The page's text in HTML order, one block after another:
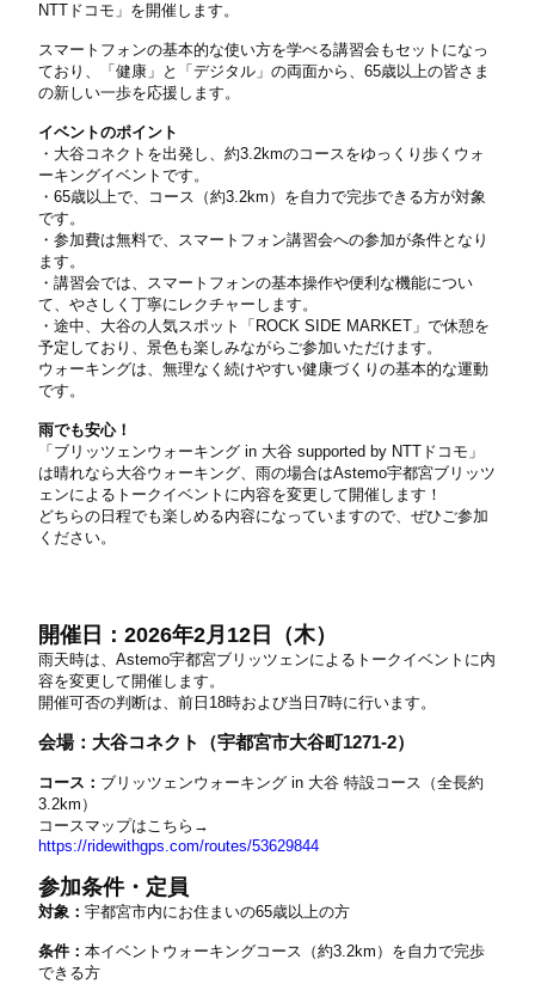
NTTドコモ」を開催します。
スマートフォンの基本的な使い方を学べる講習会もセットになっ
ており、「健康」と「デジタル」の両面から、65歳以上の皆さま
の新しい一歩を応援します。
イベントのポイント
・大谷コネクトを出発し、約3.2kmのコースをゆっくり歩くウォ
ーキングイベントです。
・65歳以上で、コース（約3.2km）を自力で完歩できる方が対象
です。
・参加費は無料で、スマートフォン講習会への参加が条件となり
ます。
・講習会では、スマートフォンの基本操作や便利な機能につい
て、やさしく丁寧にレクチャーします。
・途中、大谷の人気スポット「ROCK SIDE MARKET」で休憩を
予定しており、景色も楽しみながらご参加いただけます。
ウォーキングは、無理なく続けやすい健康づくりの基本的な運動
です。
雨でも安心！
「ブリッツェンウォーキング in 大谷 supported by NTTドコモ」
は晴れなら大谷ウォーキング、雨の場合はAstemo宇都宮ブリッツ
ェンによるトークイベントに内容を変更して開催します！
どちらの日程でも楽しめる内容になっていますので、ぜひご参加
ください。
開催日：2026年2月12日（木）
雨天時は、Astemo宇都宮ブリッツェンによるトークイベントに内
容を変更して開催します。
開催可否の判断は、前日18時および当日7時に行います。
会場：大谷コネクト（宇都宮市大谷町1271-2）
コース： ブリッツェンウォーキング in 大谷 特設コース（全長約
3.2km）
コースマップはこちら→
https://ridewithgps.com/routes/53629844
参加条件・定員
対象：宇都宮市内にお住まいの65歳以上の方
条件：本イベントウォーキングコース（約3.2km）を自力で完歩
できる方